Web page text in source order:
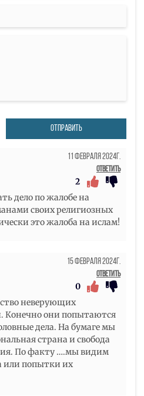
ОТПРАВИТЬ
11 Февраля 2024г.
Ответить
2
дело по жалобе на
своих религиозных
это жалоба на ислам!
15 Февраля 2024г.
Ответить
0
неверующих
Конечно они попытаются
дела. На бумаге мы
страна и свобода
По факту ….мы видим
или попытки их